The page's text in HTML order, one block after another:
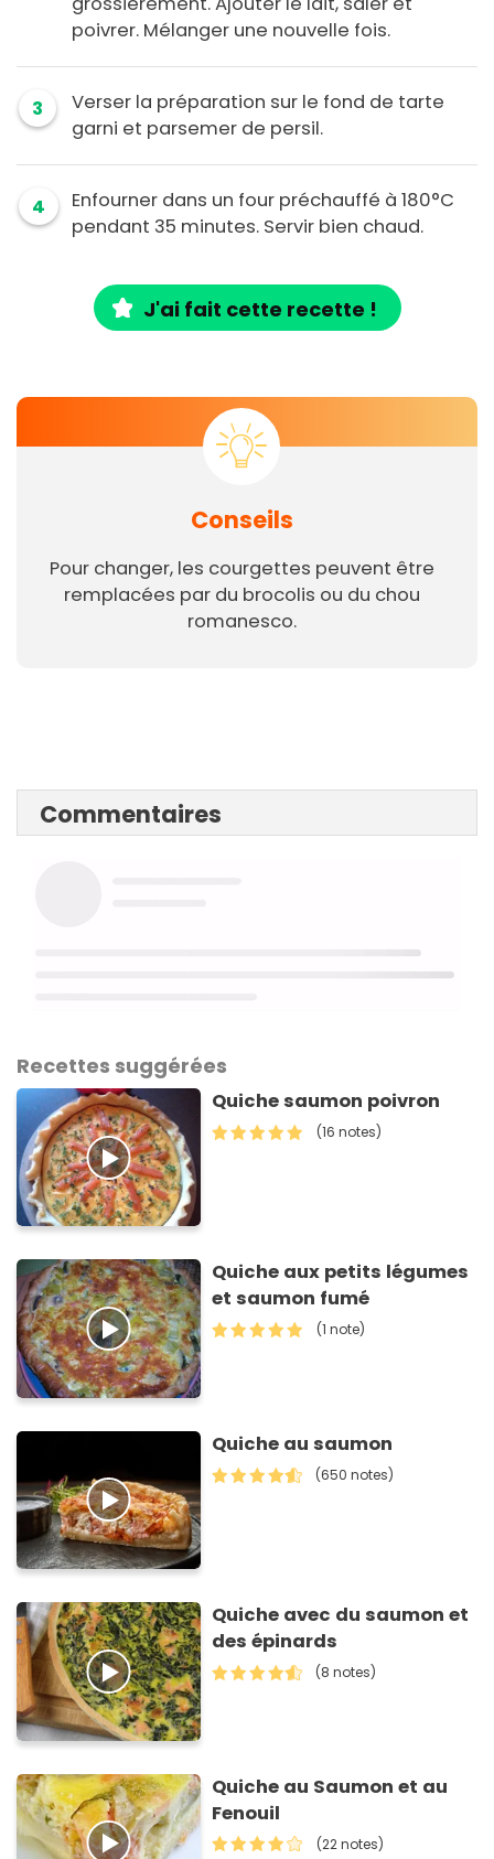
poivrer. Mélanger une nouvelle fois.
3
Verser la préparation sur le fond de tarte
garni et parsemer de persil.
4
Enfourner dans un four préchauffé à 180°C
pendant 35 minutes. Servir bien chaud.
J'ai fait cette recette !
Conseils
Pour changer, les courgettes peuvent être
remplacées par du brocolis ou du chou
romanesco.
Commentaires
Recettes suggérées
Quiche saumon poivron
(16 notes)
Quiche aux petits légumes
et saumon fumé
(1 note)
Quiche au saumon
(650 notes)
Quiche avec du saumon et
des épinards
(8 notes)
Quiche au Saumon et au
Fenouil
(22 notes)